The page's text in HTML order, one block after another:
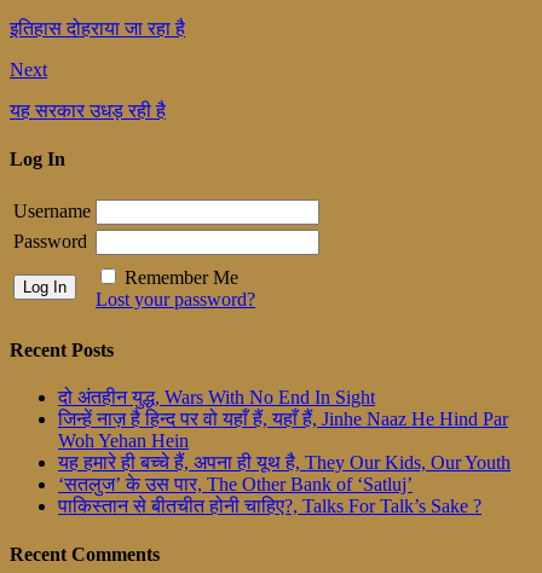
इतिहास दोहराया जा रहा है
Next
यह सरकार उधड़ रही है
Log In
Username
Password
Remember Me
Lost your password?
Recent Posts
दो अंतहीन युद्ध, Wars With No End In Sight
जिन्हें नाज़ है हिन्द पर वो यहाँ हैं, यहाँ हैं, Jinhe Naaz He Hind Par
Woh Yehan Hein
यह हमारे ही बच्चे हैं, अपना ही यूथ है, They Our Kids, Our Youth
‘सतलुज’ के उस पार, The Other Bank of ‘Satluj’
पाकिस्तान से बीतचीत होनी चाहिए?, Talks For Talk’s Sake ?
Recent Comments